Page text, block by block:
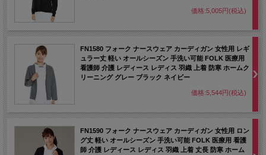
価格:5,005円(税込)
FN1580 フォーク ナースウェア カーディガン 女性用 レギ
ュラー丈 軽い オールシーズン 手洗い可能 FOLK 医療用
看護師 介護 レディース レディス 羽織 上着 防寒 ホームク
リーニング グレー ブラック ネイビー
価格:5,544円(税込)
FN1590 フォーク ナースウェア カーディガン 女性用 ロン
グ丈 軽い オールシーズン 手洗い可能 FOLK 医療用 看護
師 介護 レディース レディス 羽織 上着 丈長 防寒 ホーム